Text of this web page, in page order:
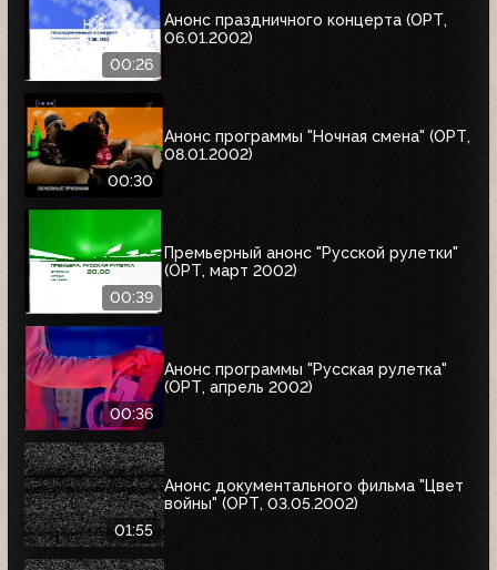
00:26
Анонс праздничного концерта (ОРТ,
06.01.2002)
00:30
Анонс программы "Ночная смена" (ОРТ,
08.01.2002)
00:39
Премьерный анонс "Русской рулетки"
(ОРТ, март 2002)
00:36
Анонс программы "Русская рулетка"
(ОРТ, апрель 2002)
01:55
Анонс документального фильма "Цвет
войны" (ОРТ, 03.05.2002)